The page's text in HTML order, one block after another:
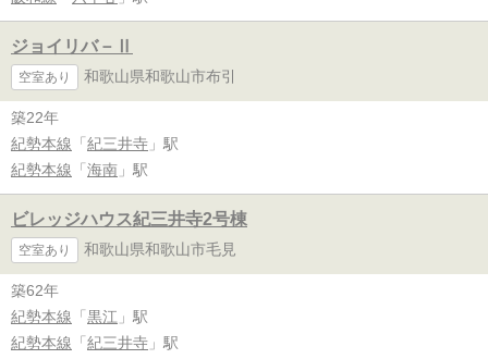
ジョイリバ－Ⅱ
空室あり 和歌山県和歌山市布引
築22年
紀勢本線 「 紀三井寺 」駅
紀勢本線 「 海南 」駅
ビレッジハウス紀三井寺2号棟
空室あり 和歌山県和歌山市毛見
築62年
紀勢本線 「 黒江 」駅
紀勢本線 「 紀三井寺 」駅